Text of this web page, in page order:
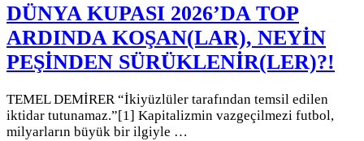
DÜNYA KUPASI 2026’DA TOP
ARDINDA KOŞAN(LAR), NEYİN
PEŞİNDEN SÜRÜKLENİR(LER)?!
TEMEL DEMİRER “İkiyüzlüler tarafından temsil edilen
iktidar tutunamaz.”[1] Kapitalizmin vazgeçilmezi futbol,
milyarların büyük bir ilgiyle …